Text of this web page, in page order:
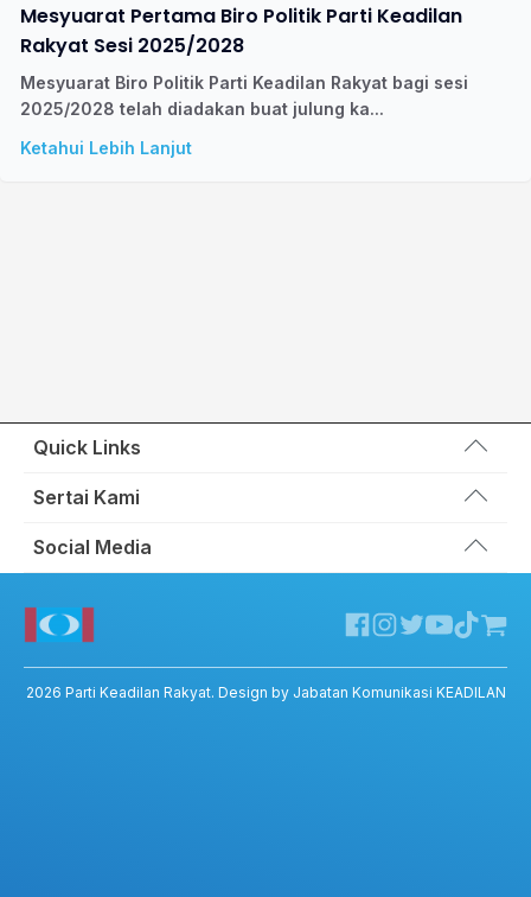
Mesyuarat Pertama Biro Politik Parti Keadilan
Rakyat Sesi 2025/2028
Mesyuarat Biro Politik Parti Keadilan Rakyat bagi sesi
2025/2028 telah diadakan buat julung ka...
Ketahui Lebih Lanjut
Quick Links
Wakil Rakyat
Hubungi Kami
Sumbangan
Sertai Kami
Portal Anggota KEADILAN
Social Media
Twitter KEADILAN
Channel Telegram KEADILAN
Kedai KEADILAN
ADIL – Privacy Policy
2026 Parti Keadilan Rakyat. Design by Jabatan Komunikasi KEADILAN